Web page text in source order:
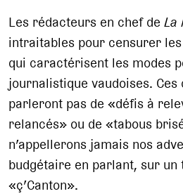
Les rédacteurs en chef deLa
intraitables pour censurer
qui caractérisent les modes
journalistique vaudoises.
parleront pas de «défis à
relancés» ou de «tabous
n’appellerons jamais nos
budgétaire en parlant, sur
«ç’Canton».